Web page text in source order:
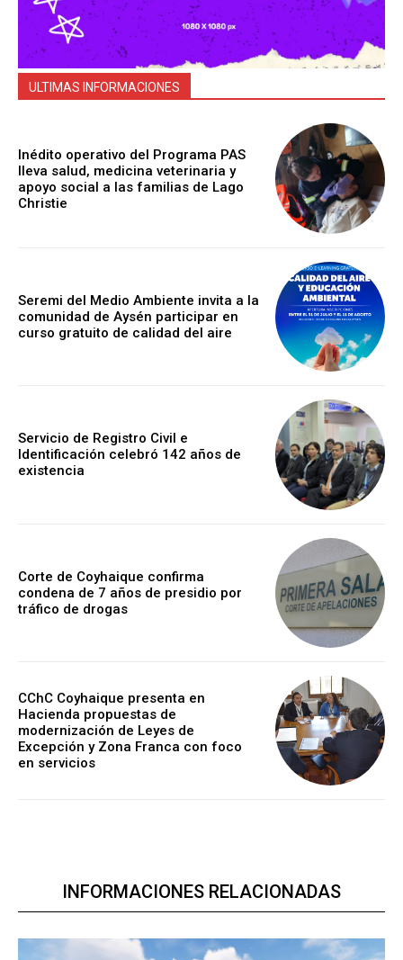
ULTIMAS INFORMACIONES
Inédito operativo del Programa PAS
lleva salud, medicina veterinaria y
apoyo social a las familias de Lago
Christie
Seremi del Medio Ambiente invita a la
comunidad de Aysén participar en
curso gratuito de calidad del aire
Servicio de Registro Civil e
Identificación celebró 142 años de
existencia
Corte de Coyhaique confirma
condena de 7 años de presidio por
tráfico de drogas
CChC Coyhaique presenta en
Hacienda propuestas de
modernización de Leyes de
Excepción y Zona Franca con foco
en servicios
INFORMACIONES RELACIONADAS